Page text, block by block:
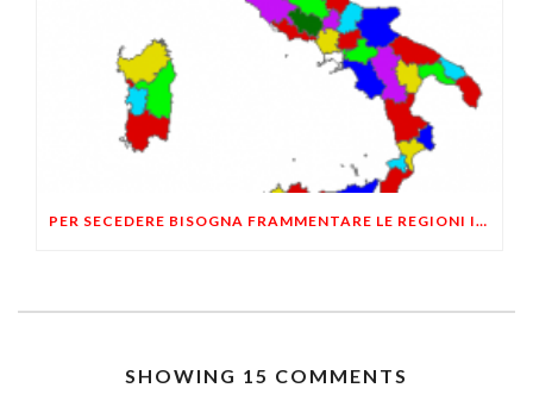
PER SECEDERE BISOGNA FRAMMENTARE LE REGIONI IN COMUNITÀ PIÙ PICCOLE
SHOWING 15 COMMENTS